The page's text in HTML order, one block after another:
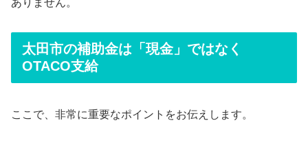
ありません。
太田市の補助金は「現金」ではなく
OTACO支給
ここで、非常に重要なポイントをお伝えします。